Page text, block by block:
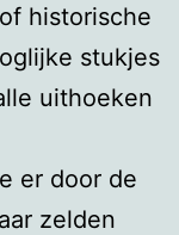
historische
stukjes
uithoeken
er door de
zelden